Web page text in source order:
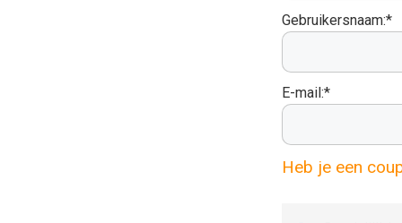
Gebruikersnaam:*
E-mail:*
Heb je een